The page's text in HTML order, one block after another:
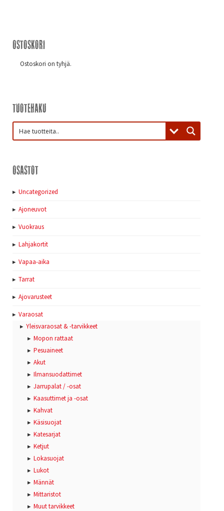
Ostoskori
Ostoskori on tyhjä.
Tuotehaku
Osastot
Uncategorized
Ajoneuvot
Vuokraus
Lahjakortit
Vapaa-aika
Tarrat
Ajovarusteet
Varaosat
Yleisvaraosat & -tarvikkeet
Mopon rattaat
Pesuaineet
Akut
Ilmansuodattimet
Jarrupalat / -osat
Kaasuttimet ja -osat
Kahvat
Käsisuojat
Katesarjat
Ketjut
Lokasuojat
Lukot
Männät
Mittaristot
Muut tarvikkeet